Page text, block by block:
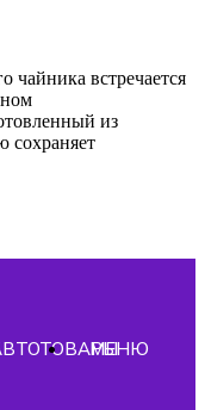
чайника встречается
из
сохраняет
МЕНЮ